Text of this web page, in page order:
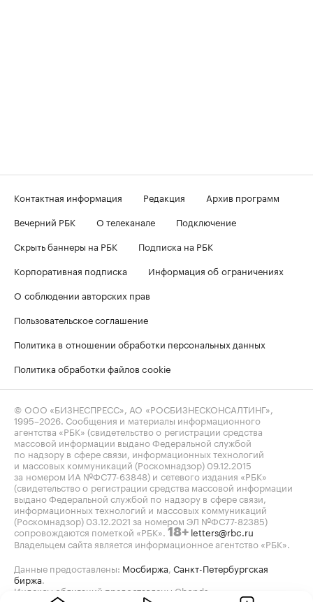
Контактная информация Редакция
Архив программ
Вечерний РБК
О телеканале
Подключение
Скрыть баннеры на РБК
Подписка на РБК
Корпоративная подписка
Информация об ограничениях
О соблюдении авторских прав
Пользовательское соглашение
Политика в отношении обработки персональных данных
Политика обработки файлов cookie
© ООО «БИЗНЕСПРЕСС», АО «РОСБИЗНЕСКОНСАЛТИНГ»,
1995–2026. Сообщения и материалы информационного
агентства «РБК» (свидетельство о регистрации средства
массовой информации выдано Федеральной службой
по надзору в сфере связи, информационных технологий
и массовых коммуникаций (Роскомнадзор) 09.12.2015
за номером ИА №ФС77-63848) и сетевого издания «РБК»
(свидетельство о регистрации средства массовой информации
выдано Федеральной службой по надзору в сфере связи,
информационных технологий и массовых коммуникаций
(Роскомнадзор) 03.12.2021 за номером ЭЛ №ФС77-82385)
сопровождаются пометкой «РБК». 18+ letters@rbc.ru
Владельцем сайта является информационное агентство «РБК».
Данные предоставлены: Мосбиржа, Санкт-Петербургская
биржа.
Индексы облигаций предоставлены Cbonds.